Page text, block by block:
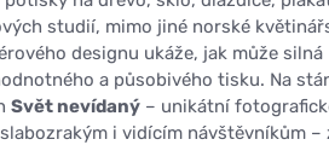
studií, mimo jiné norské
designu ukáže, jak může silná
a působivého tisku. Na
Svět nevídaný – unikátní
i vidícím návštěvníkům –